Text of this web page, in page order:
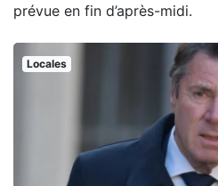
prévue en fin d’après-midi.
Locales